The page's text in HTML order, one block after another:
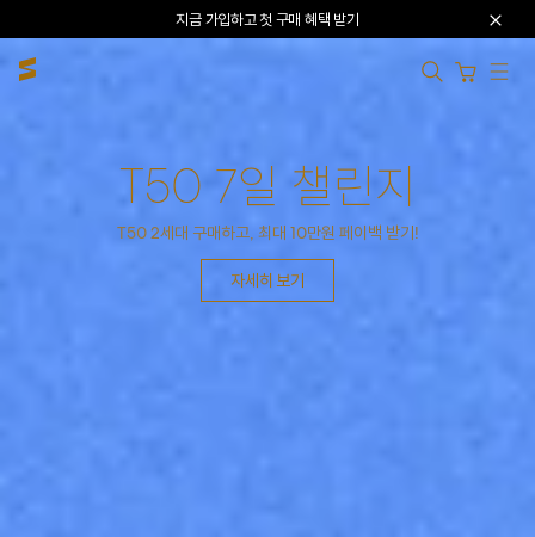
지금 가입하고 첫 구매 혜택 받기
카트 열기
T50 2세대
THE ORIGINAL STANDARD
또 한번, 좋은 의자의 기준을 새로 쓰다
T50 7일 챌린지
T50 2세대 구매하고, 최대 10만원 페이백 받기!
자세히 보기